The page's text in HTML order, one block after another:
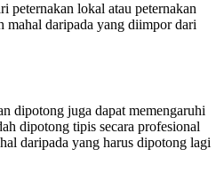
peternakan lokal atau peternakan
mahal daripada yang diimpor dari
dipotong juga dapat memengaruhi
dipotong tipis secara profesional
daripada yang harus dipotong lagi